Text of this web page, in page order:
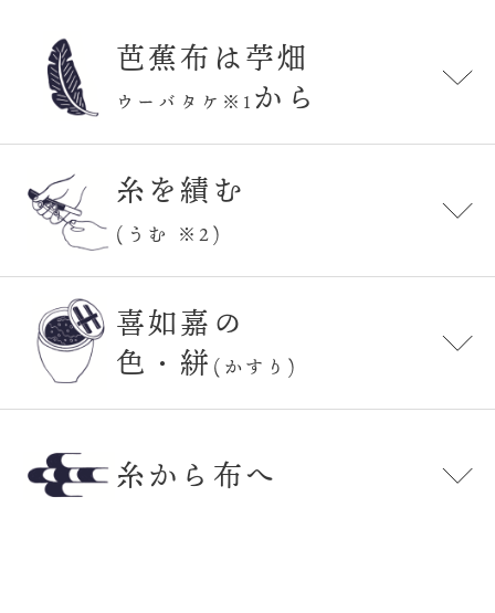
芭蕉布は苧畑
ウーバタケ※1 から
糸を績む
(うむ ※2)
喜如嘉の
色・絣 (かすり)
糸から布へ